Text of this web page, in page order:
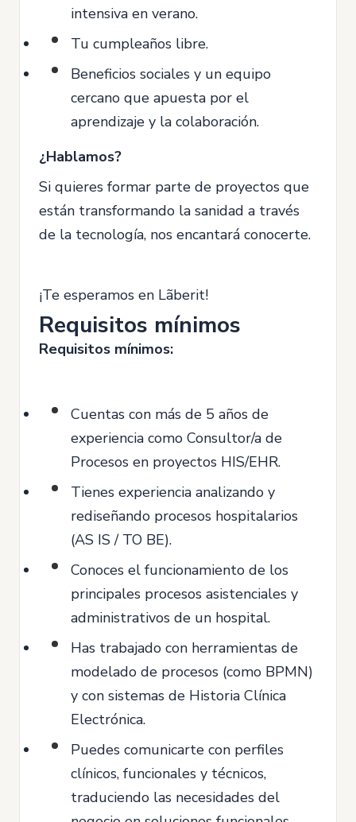
intensiva en verano.
Tu cumpleaños libre.
Beneficios sociales y un equipo
cercano que apuesta por el
aprendizaje y la colaboración.
¿Hablamos?
Si quieres formar parte de proyectos que
están transformando la sanidad a través
de la tecnología, nos encantará conocerte.
¡Te esperamos en Lãberit!
Requisitos mínimos
Requisitos mínimos:
Cuentas con más de 5 años de
experiencia como Consultor/a de
Procesos en proyectos HIS/EHR.
Tienes experiencia analizando y
rediseñando procesos hospitalarios
(AS IS / TO BE).
Conoces el funcionamiento de los
principales procesos asistenciales y
administrativos de un hospital.
Has trabajado con herramientas de
modelado de procesos (como BPMN)
y con sistemas de Historia Clínica
Electrónica.
Puedes comunicarte con perfiles
clínicos, funcionales y técnicos,
traduciendo las necesidades del